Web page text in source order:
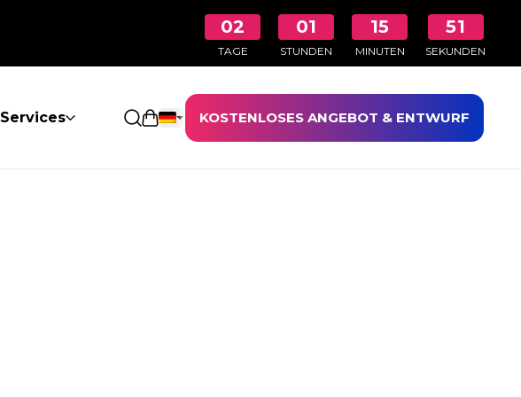
02
TAGE
01
STUNDEN
15
MINUTEN
50
SEKUNDEN
Services Einkaufswagen öffnen
KOSTENLOSES ANGEBOT & ENTWURF